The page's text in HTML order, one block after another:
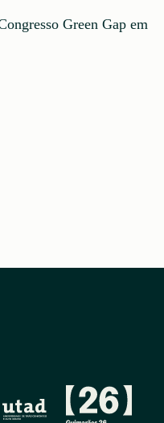
Green Gap em